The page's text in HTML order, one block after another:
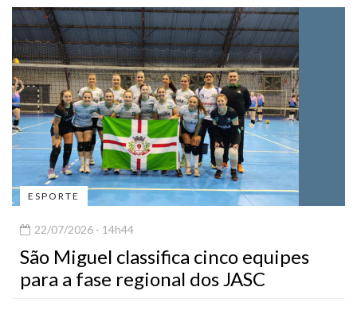
ESPORTE
22/07/2026 - 14h44
São Miguel classifica cinco equipes
para a fase regional dos JASC